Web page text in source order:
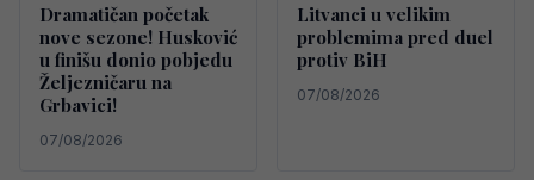
Dramatičan početak
nove sezone! Husković
u finišu donio pobjedu
Željezničaru na
Grbavici!
07/08/2026
Litvanci u velikim
problemima pred duel
protiv BiH
07/08/2026